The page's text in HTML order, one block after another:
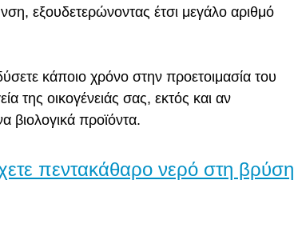
εξουδετερώνοντας έτσι μεγάλο αριθμό
κάποιο χρόνο στην προετοιμασία του
της οικογένειάς σας, εκτός και αν
βιολογικά προϊόντα.
πεντακάθαρο νερό στη βρύση